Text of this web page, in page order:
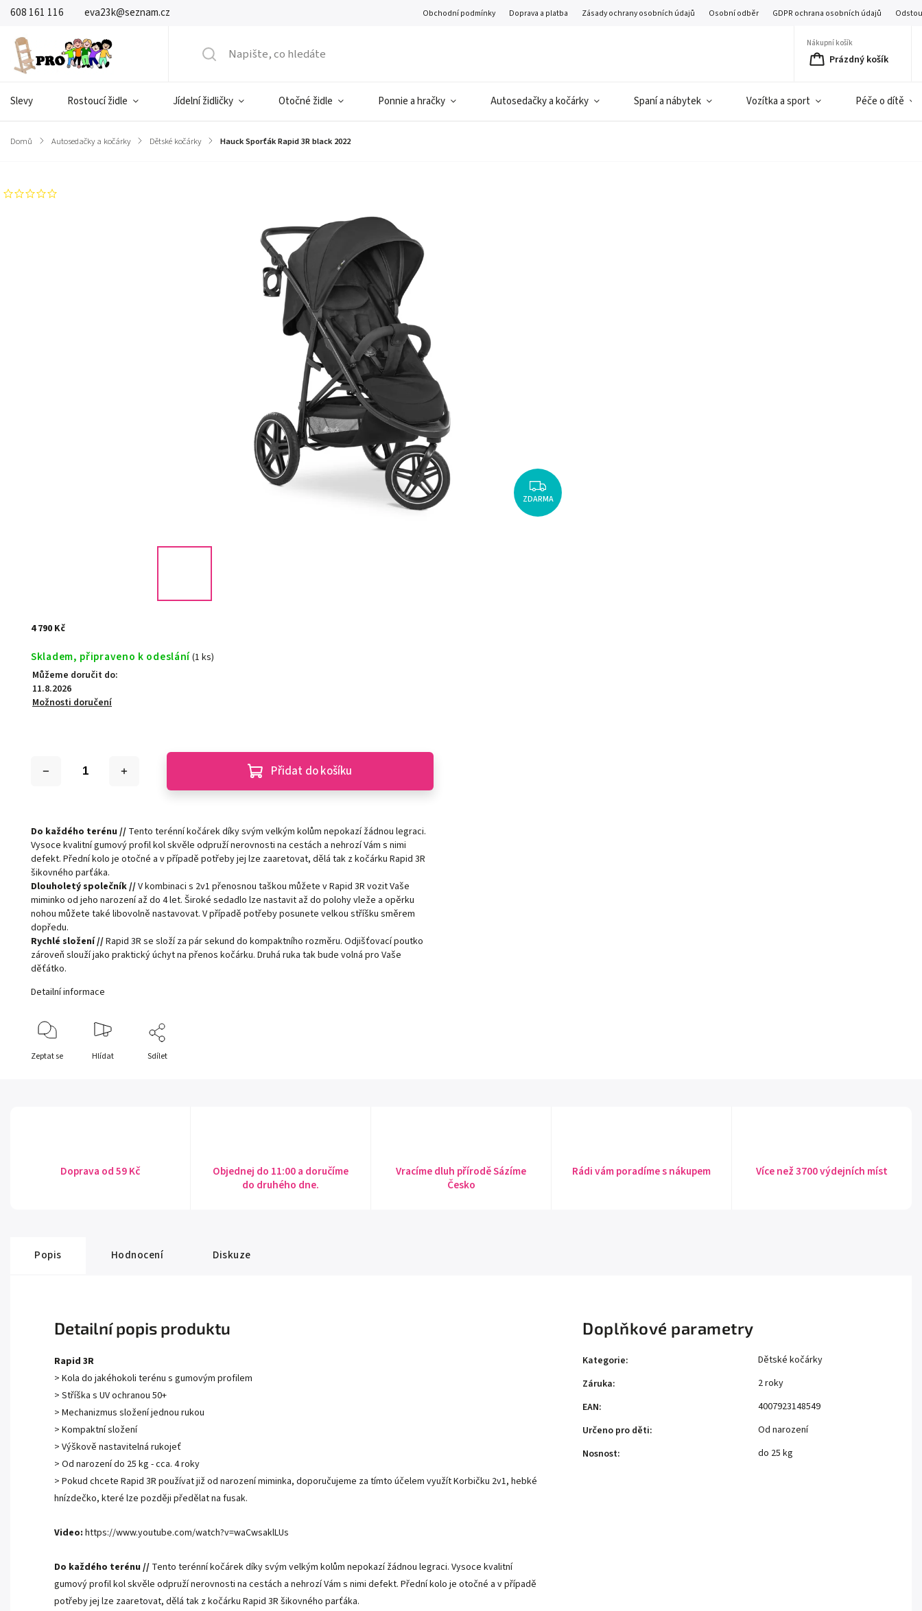
608 161 116 eva23k@seznam.cz Obchodní podmínky Doprava a platba Zásady ochrany osobních údajů Osobní odběr GDPR ochrana osobních údajů
Nákupní košík
Prázdný košík
Slevy Rostoucí židle Jídelní židličky Otočné židle Ponnie a hračky Autosedačky a kočárky Spaní a nábytek Vozítka a sport Péče o dítě
Domů / Autosedačky a kočárky / Dětské kočárky / Hauck Sporťák Rapid 3R black 2022
ZDARMA
4 790 Kč
Skladem, připraveno k odeslání(1 ks)
Můžeme doručit do:
11.8.2026
Možnosti doručení
Přidat do košíku
Do každého terénu // Tento terénní kočárek díky svým velkým kolům nepokazí žádnou legraci.
Vysoce kvalitní gumový profil kol skvěle odpruží nerovnosti na cestách a nehrozí Vám s nimi
defekt. Přední kolo je otočné a v případě potřeby jej lze zaaretovat, dělá tak z kočárku Rapid 3R
šikovného parťáka.
Dlouholetý společník //V kombinaci s 2v1 přenosnou taškou můžete v Rapid 3R vozit Vaše
miminko od jeho narození až do 4 let. Široké sedadlo lze nastavit až do polohy vleže a opěrku
nohou můžete také libovolně nastavovat. V případě potřeby posunete velkou stříšku směrem
dopředu.
Rychlé složení //Rapid 3R se složí za pár sekund do kompaktního rozměru. Odjišťovací poutko
zároveň slouží jako praktický úchyt na přenos kočárku. Druhá ruka tak bude volná pro Vaše
děťátko.
Detailní informace
Zeptat se Hlídat Sdílet
Doprava od 59 Kč
Objednej do 11:00 a doručíme
do druhého dne.
Vracíme dluh přírodě Sázíme
Česko
Rádi vám poradíme s nákupem Více než 3700 výdejních míst
Popis Hodnocení Diskuze
Detailní popis produktu
Rapid 3R
> Kola do jakéhokoli terénu s gumovým profilem
> Stříška s UV ochranou 50+
> Mechanizmus složení jednou rukou
> Kompaktní složení
> Výškově nastavitelná rukojeť
> Od narození do 25 kg - cca. 4 roky
> Pokud chcete Rapid 3R používat již od narození miminka, doporučujeme za tímto účelem využít Korbičku 2v1, hebké
hnízdečko, které lze později předělat na fusak.
Video: https://www.youtube.com/watch?v=waCwsaklLUs
Do každého terénu // Tento terénní kočárek díky svým velkým kolům nepokazí žádnou legraci. Vysoce kvalitní
gumový profil kol skvěle odpruží nerovnosti na cestách a nehrozí Vám s nimi defekt. Přední kolo je otočné a v případě
potřeby jej lze zaaretovat, dělá tak z kočárku Rapid 3R šikovného parťáka.
Doplňkové parametry
Kategorie:
Dětské kočárky
Záruka:
2 roky
EAN:
4007923148549
Určeno pro děti:
Od narození
Nosnost: do 25 kg